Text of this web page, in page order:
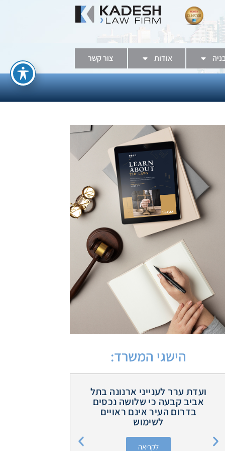
אודות צור קשר
הישגי המשרד:
ועדת ערר לענייני ארנונה בתל
אביב קבעה כי שלושה נכסים
בדרום העיר אינם ראויים
לשימוש
לקריאה